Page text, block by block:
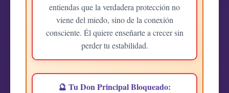
entiendas que la verdadera protección no
viene del miedo, sino de la conexión
consciente. Él quiere enseñarte a crecer sin
perder tu estabilidad.
🔮 Tu Don Principal Bloqueado: